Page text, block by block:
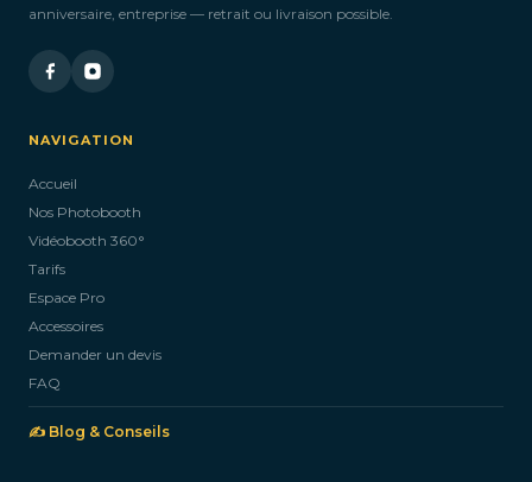
anniversaire, entreprise — retrait ou livraison possible.
NAVIGATION
Accueil
Nos Photobooth
Vidéobooth 360°
Tarifs
Espace Pro
Accessoires
Demander un devis
FAQ
✍️ Blog & Conseils